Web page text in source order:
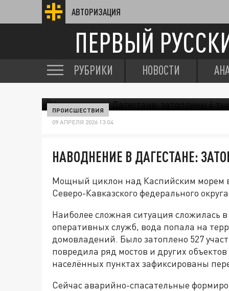
АВТОРИЗАЦИЯ
ПЕРВЫЙ
РУБРИКИ НОВОСТИ
ПРОИСШЕСТВИЯ
09 АПРЕЛЯ 2026 13:04
НАВОДНЕНИЕ В ДАГЕСТАНЕ:
Мощный циклон над Каспийским морем
Северо-Кавказского федерального
Наиболее сложная ситуация сложилась
оперативных служб, вода попала на
домовладений. Было затоплено 527
повредила ряд мостов и других
населённых пунктах зафиксированы
Сейчас аварийно-спасательные